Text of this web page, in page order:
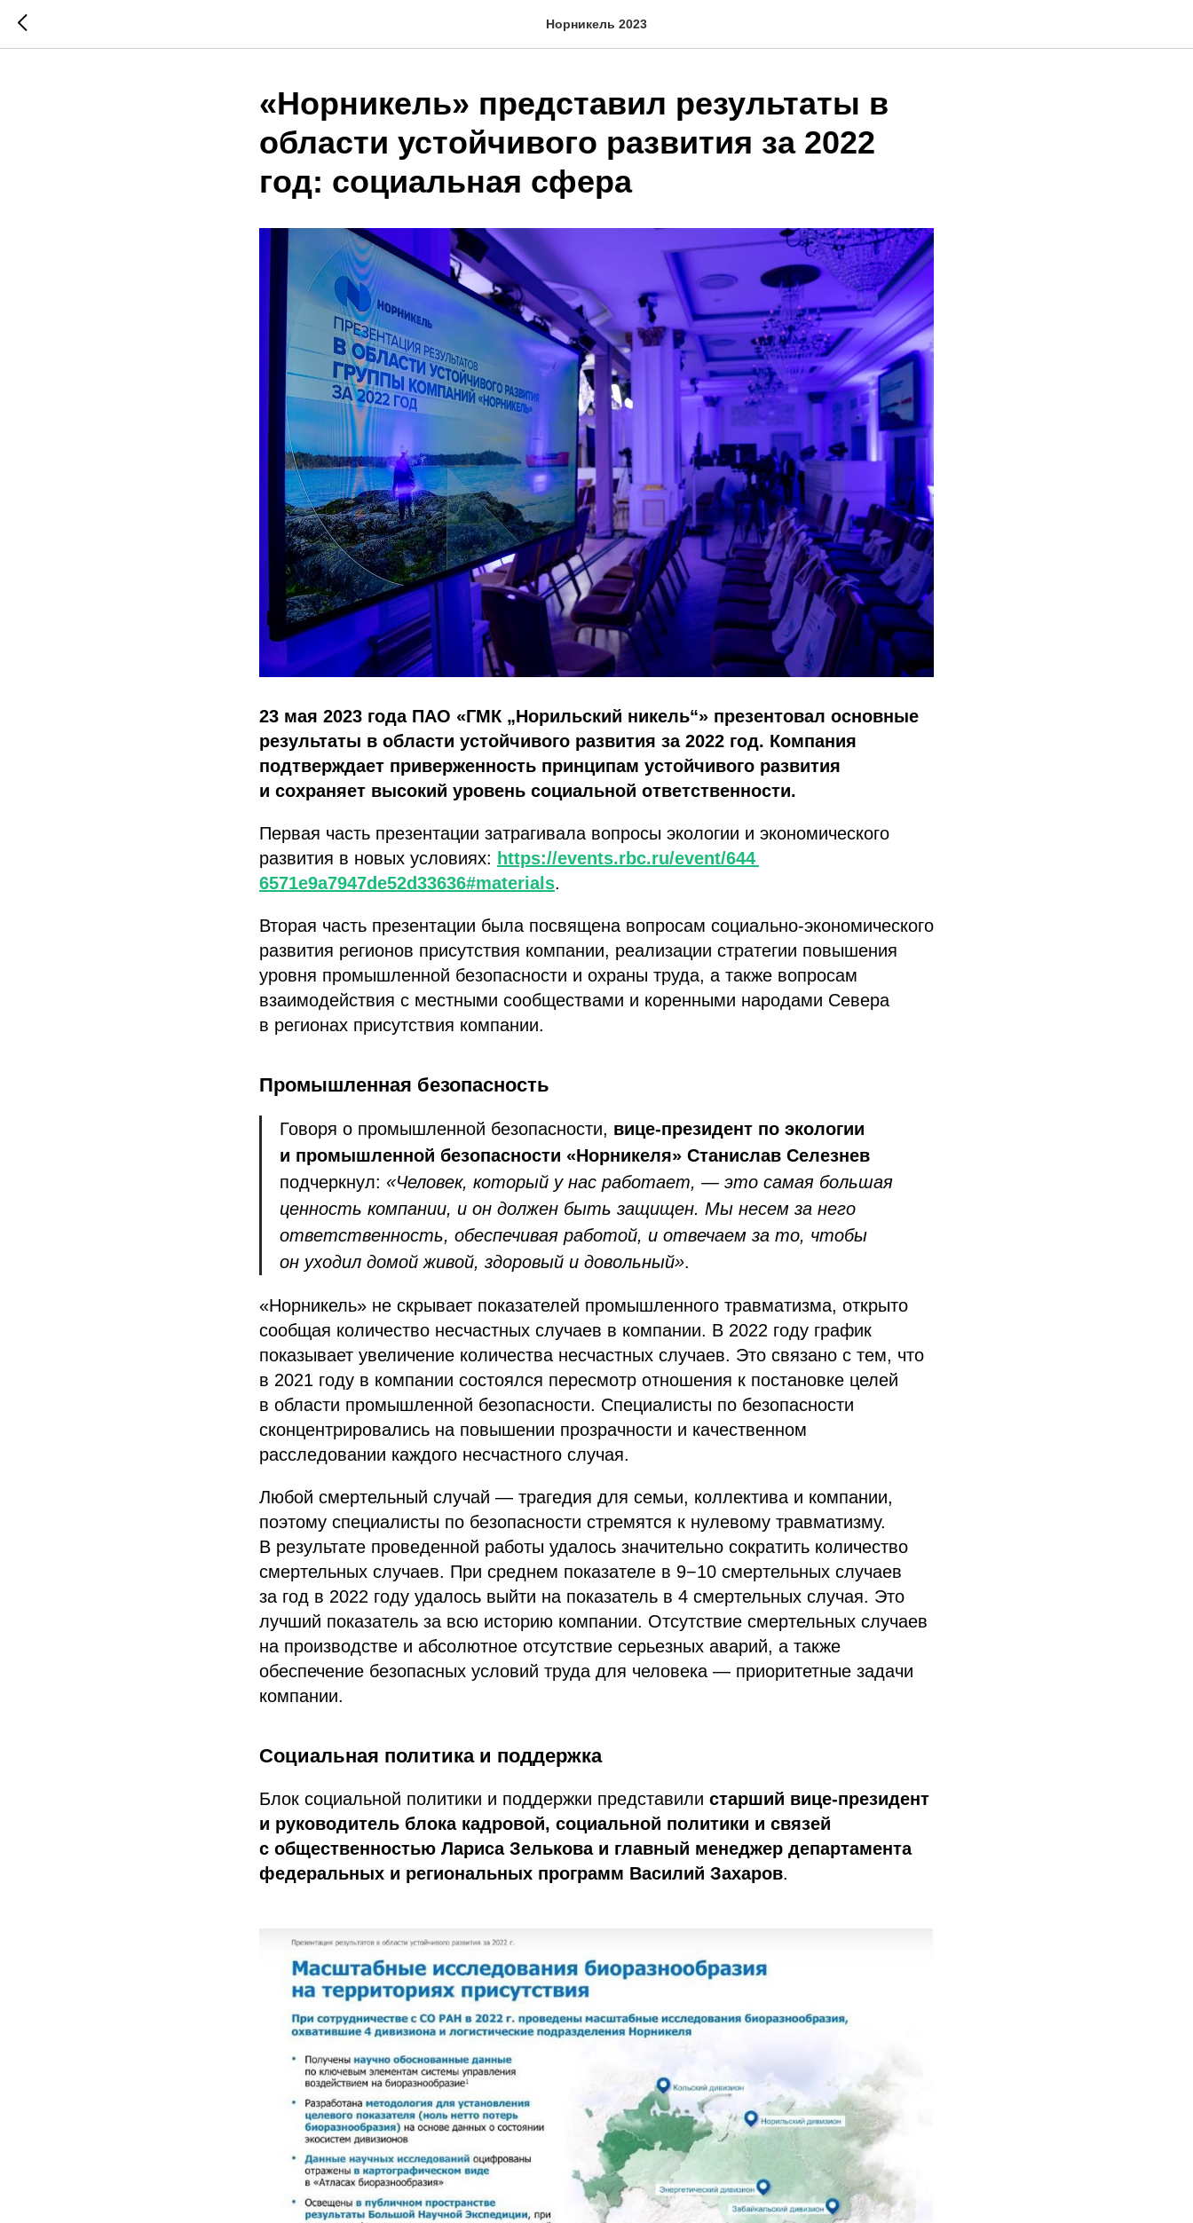
Норникель 2023
«Норникель» представил результаты в
области устойчивого развития за 2022
год: социальная сфера
23 мая 2023 года ПАО «ГМК „Норильский никель“» презентовал основные
результаты в области устойчивого развития за 2022 год. Компания
подтверждает приверженность принципам устойчивого развития
и сохраняет высокий уровень социальной ответственности.
Первая часть презентации затрагивала вопросы экологии и экономического
развития в новых условиях: https://events.rbc.ru/event/644
6571e9a7947de52d33636#materials.
Вторая часть презентации была посвящена вопросам социально-экономического
развития регионов присутствия компании, реализации стратегии повышения
уровня промышленной безопасности и охраны труда, а также вопросам
взаимодействия с местными сообществами и коренными народами Севера
в регионах присутствия компании.
Промышленная безопасность
Говоря о промышленной безопасности, вице-президент по экологии
и промышленной безопасности «Норникеля» Станислав Селезнев
подчеркнул: «Человек, который у нас работает, — это самая большая
ценность компании, и он должен быть защищен. Мы несем за него
ответственность, обеспечивая работой, и отвечаем за то, чтобы
он уходил домой живой, здоровый и довольный».
«Норникель» не скрывает показателей промышленного травматизма, открыто
сообщая количество несчастных случаев в компании. В 2022 году график
показывает увеличение количества несчастных случаев. Это связано с тем, что
в 2021 году в компании состоялся пересмотр отношения к постановке целей
в области промышленной безопасности. Специалисты по безопасности
сконцентрировались на повышении прозрачности и качественном
расследовании каждого несчастного случая.
Любой смертельный случай — трагедия для семьи, коллектива и компании,
поэтому специалисты по безопасности стремятся к нулевому травматизму.
В результате проведенной работы удалось значительно сократить количество
смертельных случаев. При среднем показателе в 9−10 смертельных случаев
за год в 2022 году удалось выйти на показатель в 4 смертельных случая. Это
лучший показатель за всю историю компании. Отсутствие смертельных случаев
на производстве и абсолютное отсутствие серьезных аварий, а также
обеспечение безопасных условий труда для человека — приоритетные задачи
компании.
Социальная политика и поддержка
Блок социальной политики и поддержки представили старший вице-президент
и руководитель блока кадровой, социальной политики и связей
с общественностью Лариса Зелькова и главный менеджер департамента
федеральных и региональных программ Василий Захаров.